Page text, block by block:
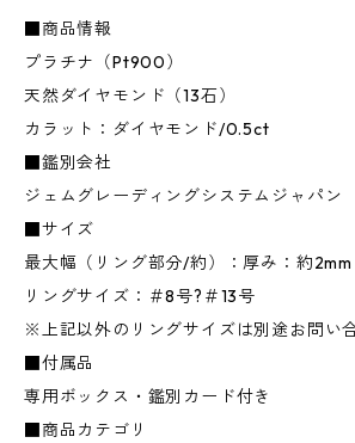
■商品情報
プラチナ（Pt900）
天然ダイヤモンド（13石）
カラット：ダイヤモンド/0.5ct
■鑑別会社
ジェムグレーディングシステムジャパン
■サイズ
最大幅（リング部分/約）：厚み：約2mm
リングサイズ：＃8号?＃13号
※上記以外のリングサイズは別途お問い
■付属品
専用ボックス・鑑別カード付き
■商品カテゴリ